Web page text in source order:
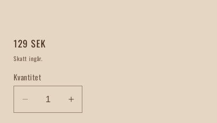
Ordinarie
pris
129 SEK
Skatt ingår.
Kvantitet
Minska
Öka